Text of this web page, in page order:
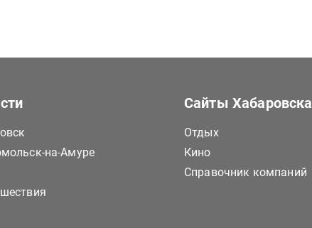
на-Амуре
Сайты Хабаровска
Отдых
Кино
Справочник компаний